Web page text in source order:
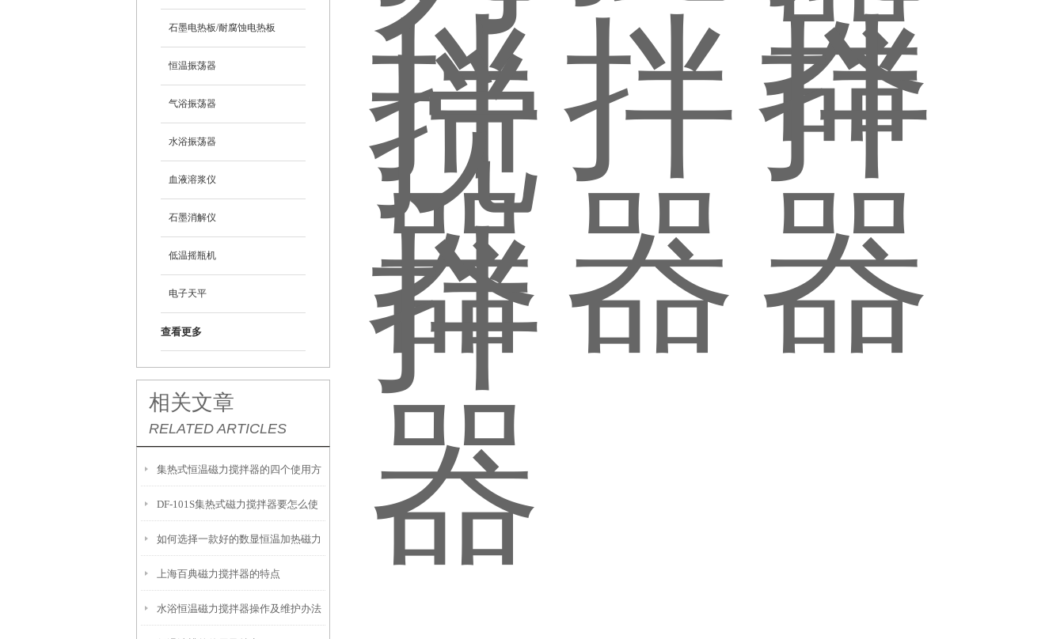
石墨电热板/耐腐蚀电热板
恒温振荡器
气浴振荡器
水浴振荡器
血液溶浆仪
石墨消解仪
低温摇瓶机
电子天平
查看更多
相关文章
RELATED ARTICLES
集热式恒温磁力搅拌器的四个使用方
法
DF-101S集热式磁力搅拌器要怎么使
用
如何选择一款好的数显恒温加热磁力
搅拌器？
上海百典磁力搅拌器的特点
水浴恒温磁力搅拌器操作及维护办法